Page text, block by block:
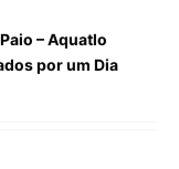
– Aquatlo
por um Dia